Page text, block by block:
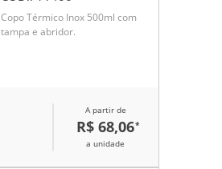
Copo Térmico Inox 500ml com
tampa e abridor.
A partir de
R$ 68,06*
a unidade